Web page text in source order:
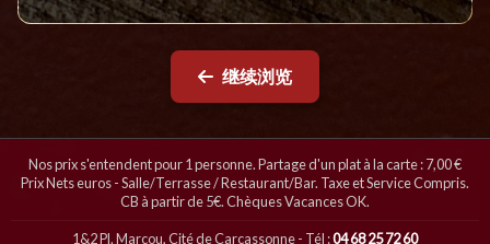
继续浏览
Nos prix s'entendent pour 1 personne. Partage d'un plat à la carte : 7,00 €
Prix Nets euros - Salle/Terrasse / Restaurant/Bar. Taxe et Service Compris.
CB à partir de 5€. Chèques Vacances OK.
1&2 Pl. Marcou, Cité de Carcassonne - Tél :04 68 25 72 60